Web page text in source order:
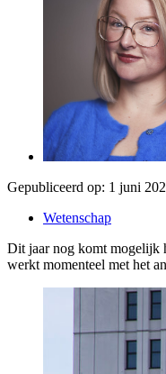
Gepubliceerd op: 1 juni
Wetenschap
Dit jaar nog komt mogelijk
werkt momenteel met het